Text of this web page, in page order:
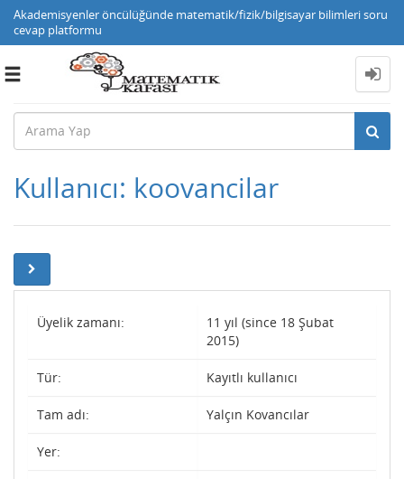
Akademisyenler öncülüğünde matematik/fizik/bilgisayar bilimleri soru
cevap platformu
Toggle
Kullanıcı: koovancilar
Üyelik zamanı:
11 yıl (since 18 Şubat
2015)
Tür: Kayıtlı kullanıcı
Tam adı: Yalçın Kovancılar
Yer: